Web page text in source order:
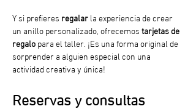
Y si prefieres regalar la experiencia de crear
un anillo personalizado, ofrecemos tarjetas de
regalo para el taller. ¡Es una forma original de
sorprender a alguien especial con una
actividad creativa y única!
Reservas y consultas